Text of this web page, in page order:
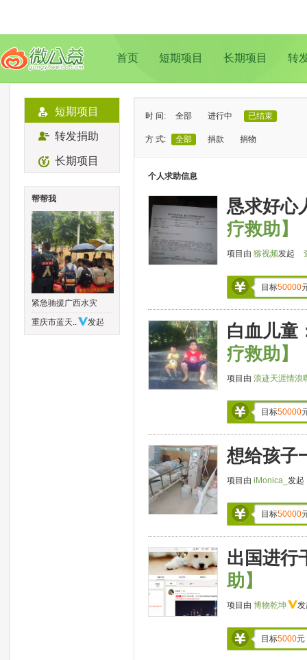
首页 短期项目 长期项目 转
短期项目
转发捐助
长期项目
帮帮我
紧急驰援广西水灾
重庆市蓝天..
发起
时 间: 全部 进行中 已结束
方 式: 全部 捐款 捐物
地 域: 全部 北京 上海 广州 成
个人求助信息
恳求好心
疗救助】
项目由 猕视频发起
目标50000
白血儿童
疗救助】
项目由 浪迹天涯情浪
目标50000
想给孩子
项目由 iMonica_ 发起
目标50000
出国进行
助】
项目由 博物乾坤
目标5000元